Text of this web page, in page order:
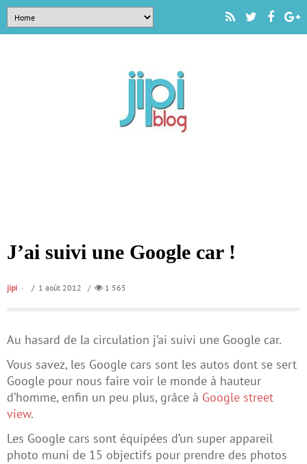
J’ai suivi une Google car !
jipi / 1 août 2012 / 1 565
Au hasard de la circulation j’ai suivi une Google car.
Vous savez, les Google cars sont les autos dont se sert
Google pour nous faire voir le monde à hauteur
d’homme, enfin un peu plus, grâce à Google street
view.
Les Google cars sont équipées d’un super appareil
photo muni de 15 objectifs pour prendre des photos